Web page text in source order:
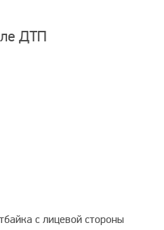
ДТП
с лицевой стороны